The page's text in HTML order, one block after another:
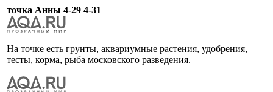
точка Анны 4-29 4-31
На точке есть грунты, аквариумные растения, удобрения,
тесты, корма, рыба московского разведения.